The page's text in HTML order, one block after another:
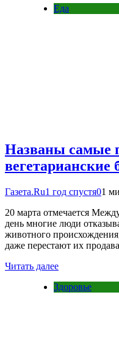
Еда
Названы самые
вегетарианские
Газета.Ru1 год спустя01
20 марта отмечается
день многие люди
животного
даже перестают их
Читать далее
Здоровье